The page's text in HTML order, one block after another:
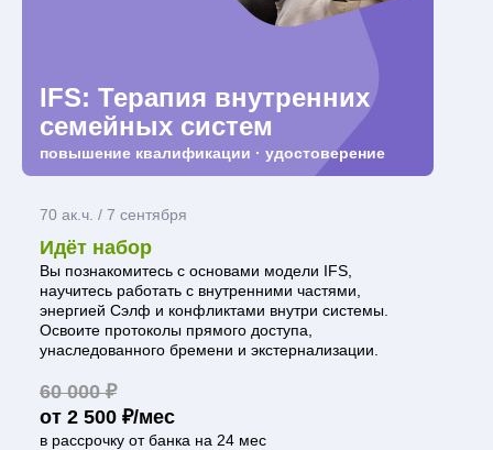
IFS: Терапия внутренних
семейных систем
повышение квалификации · удостоверение
70 ак.ч. / 7 сентября
Идёт набор
Вы познакомитесь с основами модели IFS,
научитесь работать с внутренними частями,
энергией Сэлф и конфликтами внутри системы.
Освоите протоколы прямого доступа,
унаследованного бремени и экстернализации.
60 000 ₽
от 2 500 ₽/мес
в рассрочку от банка на 24 мес